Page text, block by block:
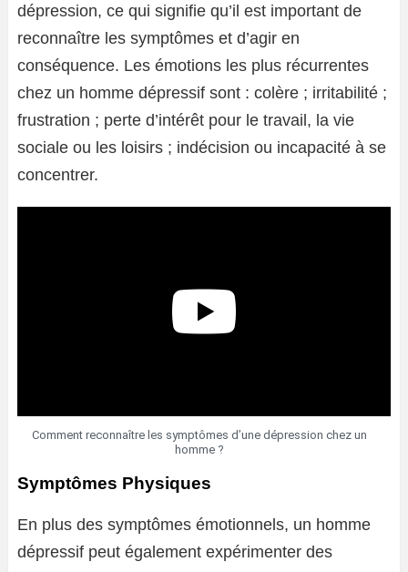
dépression, ce qui signifie qu’il est important de
reconnaître les symptômes et d’agir en
conséquence. Les émotions les plus récurrentes
chez un homme dépressif sont : colère ; irritabilité ;
frustration ; perte d’intérêt pour le travail, la vie
sociale ou les loisirs ; indécision ou incapacité à se
concentrer.
Comment reconnaître les symptômes d’une dépression chez un
homme ?
Symptômes Physiques
En plus des symptômes émotionnels, un homme
dépressif peut également expérimenter des